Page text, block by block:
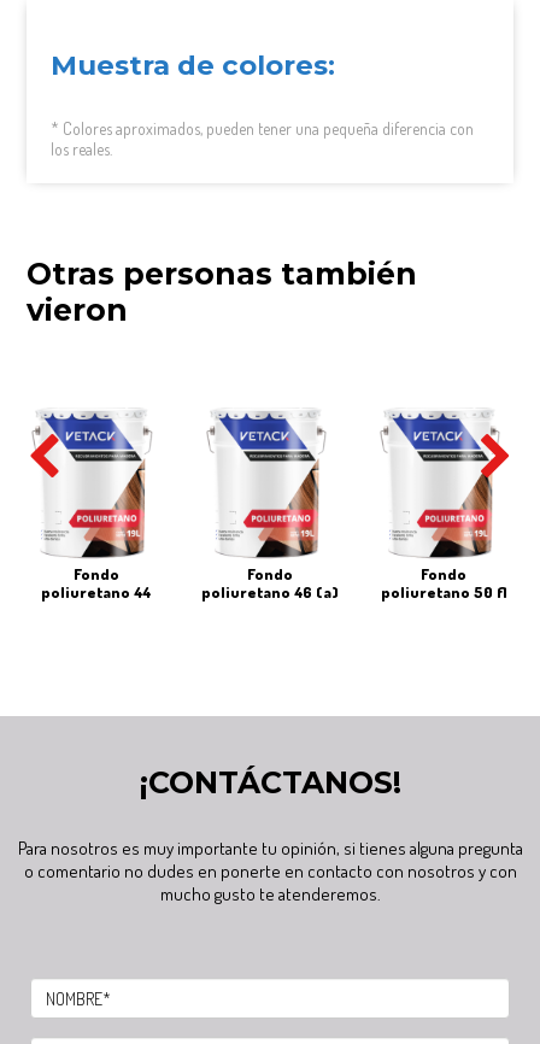
Muestra de colores:
* Colores aproximados, pueden tener una pequeña diferencia con
los reales.
Otras personas también
vieron
fondo
poliuretano 44
fondo
poliuretano 46 (a)
fondo
poliuretano 50 fl
¡CONTÁCTANOS!
Para nosotros es muy importante tu opinión, si tienes alguna pregunta
o comentario no dudes en ponerte en contacto con nosotros y con
mucho gusto te atenderemos.